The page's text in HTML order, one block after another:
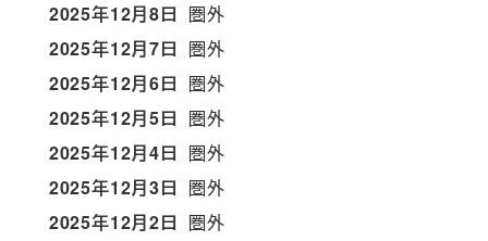
2025年12月8日 圏外
2025年12月7日 圏外
2025年12月6日 圏外
2025年12月5日 圏外
2025年12月4日 圏外
2025年12月3日 圏外
2025年12月2日 圏外